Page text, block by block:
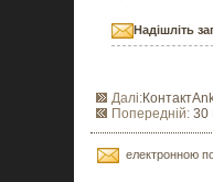
Надішліть
Далі:
Попередній: 30
електронною